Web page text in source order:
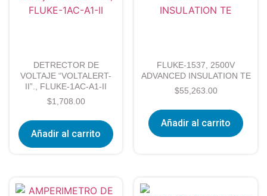
DETRECTOR DE
VOLTAJE “VOLTALERT-
II”., FLUKE-1AC-A1-II
$1,708.00
Añadir al carrito
FLUKE-1537, 2500V
ADVANCED INSULATION TE
$55,263.00
Añadir al carrito